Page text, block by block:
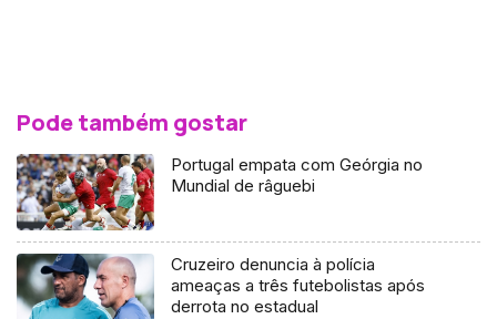
Pode também gostar
Portugal empata com Geórgia no
Mundial de râguebi
Cruzeiro denuncia à polícia
ameaças a três futebolistas após
derrota no estadual